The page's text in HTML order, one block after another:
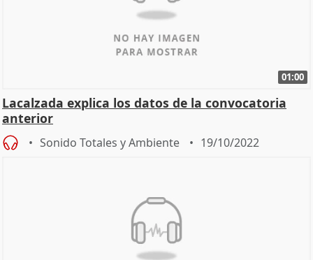
01:00
Lacalzada explica los datos de la convocatoria
anterior
Sonido Totales y Ambiente 19/10/2022